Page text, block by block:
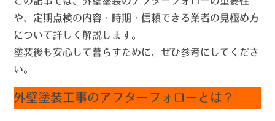
や、 定期点検の内容・時期・信頼できる業者の見極め方
について詳しく解説します。
塗装後も安心して暮らすために、ぜひ参考にしてくださ
い。
外壁塗装工事のアフターフォローとは？